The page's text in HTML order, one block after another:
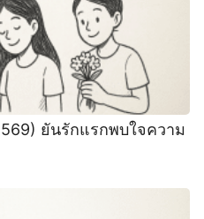
ยันรักแรกพบใจความ